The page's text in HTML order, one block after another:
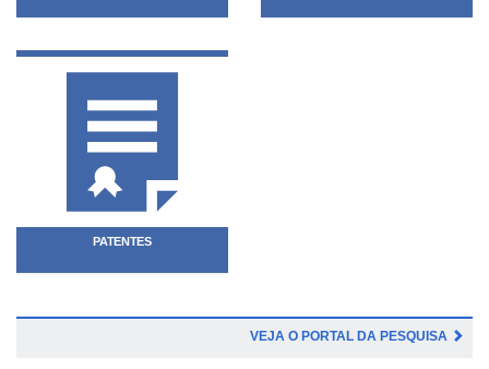
PATENTES
VEJA O PORTAL DA PESQUISA